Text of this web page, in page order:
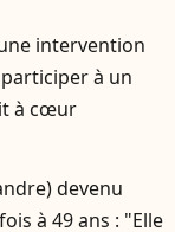
intervention
à un
à cœur
devenu
à 49 ans : "Elle